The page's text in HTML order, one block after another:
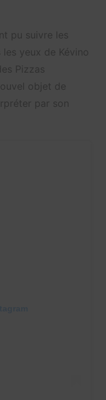
pu suivre les
yeux de Kévino
Pizzas
objet de
par son